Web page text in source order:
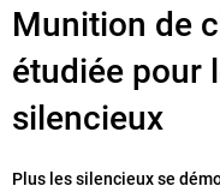
Munition de
étudiée pour
silencieux
Plus les silencieux se